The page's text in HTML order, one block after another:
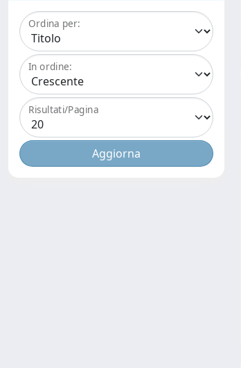
Ordina per:
In ordine:
Risultati/Pagina